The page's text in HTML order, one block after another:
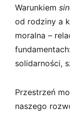
Warunkiem
od rodziny a
moralna –
solidarności,
Przestrzeń
naszego